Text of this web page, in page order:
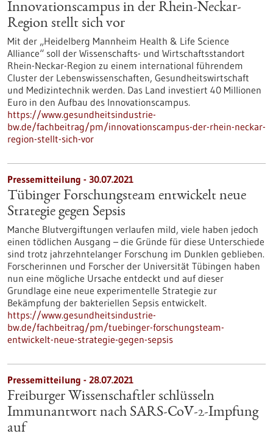
Innovationscampus in der Rhein-Neckar-
Region stellt sich vor
Mit der „Heidelberg Mannheim Health & Life Science
Alliance“ soll der Wissenschafts- und Wirtschaftsstandort
Rhein-Neckar-Region zu einem international führendem
Cluster der Lebenswissenschaften, Gesundheitswirtschaft
und Medizintechnik werden. Das Land investiert 40 Millionen
Euro in den Aufbau des Innovationscampus.
https://www.gesundheitsindustrie-
bw.de/fachbeitrag/pm/innovationscampus-der-rhein-neckar-
region-stellt-sich-vor
Pressemitteilung - 30.07.2021
Tübinger Forschungsteam entwickelt neue
Strategie gegen Sepsis
Manche Blutvergiftungen verlaufen mild, viele haben jedoch
einen tödlichen Ausgang – die Gründe für diese Unterschiede
sind trotz jahrzehntelanger Forschung im Dunklen geblieben.
Forscherinnen und Forscher der Universität Tübingen haben
nun eine mögliche Ursache entdeckt und auf dieser
Grundlage eine neue experimentelle Strategie zur
Bekämpfung der bakteriellen Sepsis entwickelt.
https://www.gesundheitsindustrie-
bw.de/fachbeitrag/pm/tuebinger-forschungsteam-
entwickelt-neue-strategie-gegen-sepsis
Pressemitteilung - 28.07.2021
Freiburger Wissenschaftler schlüsseln
Immunantwort nach SARS-CoV-2-Impfung
auf